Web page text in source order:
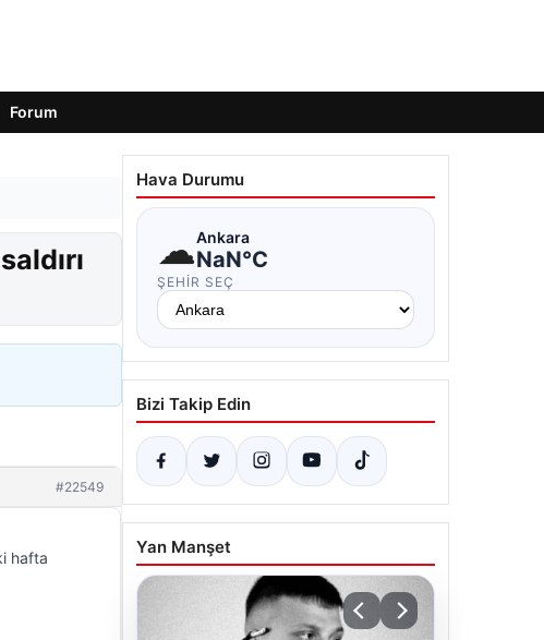
Forum
#22549
hafta
Hava Durumu
☁Ankara
NaN°C
ŞEHIR SEÇ
Bizi Takip Edin
Yan Manşet